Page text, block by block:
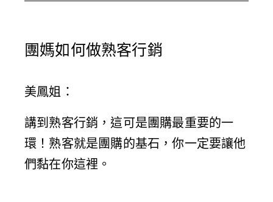
團媽如何做熟客行銷
美鳳姐 ：
講到熟客行銷，這可是團購最重要的一
環！熟客就是團購的基石，你一定要讓他
們黏在你這裡。